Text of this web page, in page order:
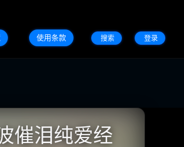
使用条款 搜索 登录
催泪纯爱经